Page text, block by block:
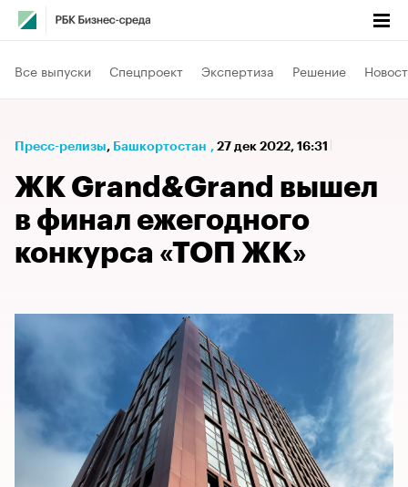
Все выпуски Спецпроект Экспертиза Решение
Пресс-релизы⁠, Башкортостан , 27 дек 2022, 16:31
ЖК Grand&Grand вышел
в финал ежегодного
конкурса «ТОП ЖК»